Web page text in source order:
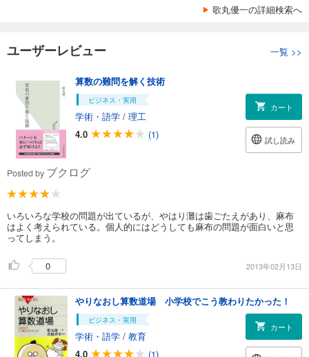
歌丸優一の詳細検索へ
ユーザーレビュー 一覧 >>
算数の難問を解く技術
ビジネス・実用
学術・語学 / 理工
4.0
(1)
カート
試し読み
Posted by ブクログ
いろいろな学校の問題が出ているが、やはり灘は歯ごたえがあり、麻布
はよく考えられている。個人的にはどうしても麻布の問題が面白いと思
ってしまう。
0 2013年02月13日
やりなおし算数道場 小学校でこう教わりたかった！
ビジネス・実用
学術・語学 / 教育
4.0
(1)
カート